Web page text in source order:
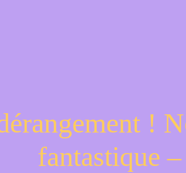
!
fantastique